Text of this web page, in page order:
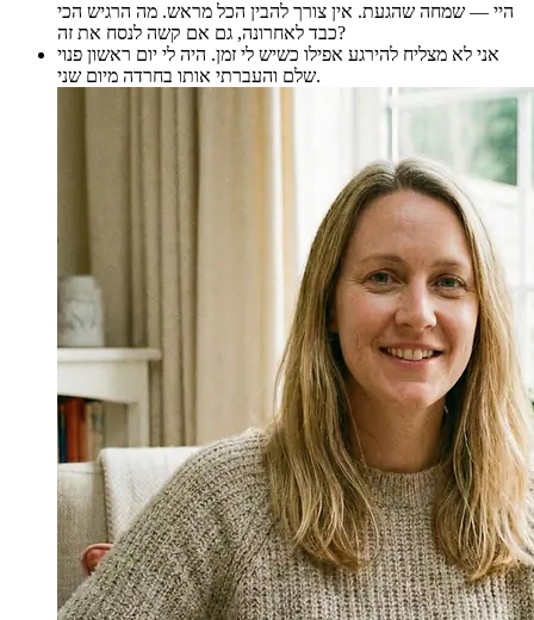
היי — שמחה שהגעת. אין צורך להבין הכל מראש. מה הרגיש הכי
כבד לאחרונה, גם אם קשה לנסח את זה?
אני לא מצליח להירגע אפילו כשיש לי זמן. היה לי יום ראשון פנוי
שלם והעברתי אותו בחרדה מיום שני.